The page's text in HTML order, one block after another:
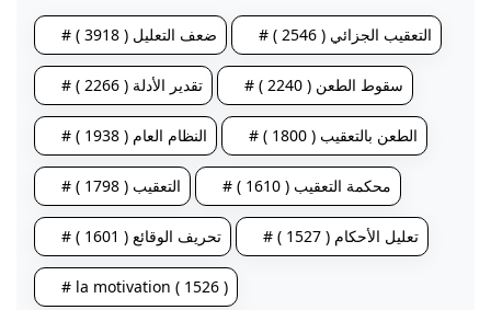
# ضعف التعليل ( 3918 ) # التعقيب الجزائي ( 2546 )
# تقدير الأدلة ( 2266 ) # سقوط الطعن ( 2240 )
# النظام العام ( 1938 ) # الطعن بالتعقيب ( 1800 )
# التعقيب ( 1798 ) # محكمة التعقيب ( 1610 )
# تحريف الوقائع ( 1601 ) # تعليل الأحكام ( 1527 )
# la motivation ( 1526 )